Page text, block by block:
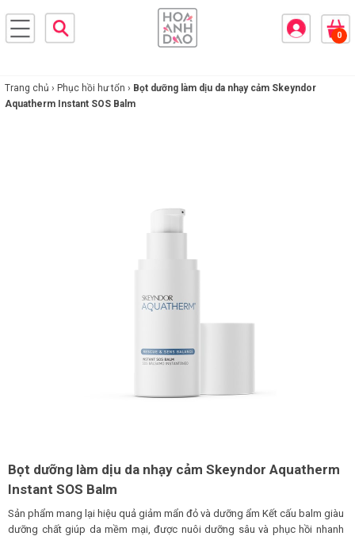
0
FEATURED BRAND
Trang chủ › Phục hồi hư tổn › Bọt dưỡng làm dịu da nhạy cảm Skeyndor
Aquatherm Instant SOS Balm
Bọt dưỡng làm dịu da nhạy cảm Skeyndor Aquatherm
Instant SOS Balm
Sản phẩm mang lại hiệu quả giảm mẩn đỏ và dưỡng ẩm Kết cấu balm giàu
dưỡng chất giúp da mềm mại, được nuôi dưỡng sâu và phục hồi nhanh